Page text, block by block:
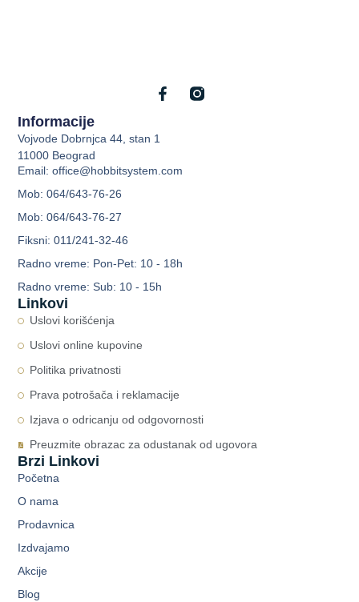
Linkovi
Uslovi korišćenja
Uslovi online kupovine
Politika privatnosti
Prava potrošača i reklamacije
Izjava o odricanju od odgovornosti
Preuzmite obrazac za odustanak od ugovora
Brzi Linkovi
Početna
O nama
Prodavnica
Izdvajamo
Akcije
Blog
Informacije
Vojvode Dobrnjca 44, stan 1
11000 Beograd
Email: office@hobbitsystem.com
Mob: 064/643-76-26
Mob: 064/643-76-27
Fiksni: 011/241-32-46
Radno vreme: Pon-Pet: 10 - 18h
Radno vreme: Sub: 10 - 15h